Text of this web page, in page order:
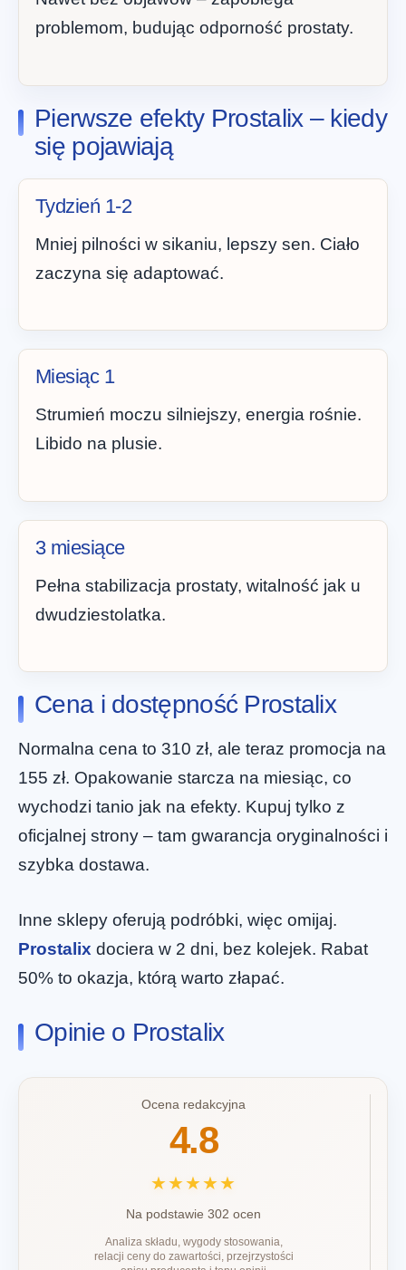
problemom, budując odporność prostaty.
Pierwsze efekty Prostalix – kiedy
się pojawiają
Tydzień 1-2
Mniej pilności w sikaniu, lepszy sen. Ciało
zaczyna się adaptować.
Miesiąc 1
Strumień moczu silniejszy, energia rośnie.
Libido na plusie.
3 miesiące
Pełna stabilizacja prostaty, witalność jak u
dwudziestolatka.
Cena i dostępność Prostalix
Normalna cena to 310 zł, ale teraz promocja na
155 zł. Opakowanie starcza na miesiąc, co
wychodzi tanio jak na efekty. Kupuj tylko z
oficjalnej strony – tam gwarancja oryginalności i
szybka dostawa.
Inne sklepy oferują podróbki, więc omijaj.
Prostalix dociera w 2 dni, bez kolejek. Rabat
50% to okazja, którą warto złapać.
Opinie o Prostalix
Ocena redakcyjna
4.8
★★★★★
Na podstawie 302 ocen
Analiza składu, wygody stosowania,
relacji ceny do zawartości, przejrzystości